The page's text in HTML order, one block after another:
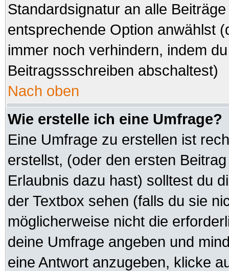
Standardsignatur an alle
entsprechende Option anwählst
immer noch verhindern, indem
Beitragssschreiben abschaltest)
Nach oben
Wie erstelle ich eine Umfrage?
Eine Umfrage zu erstellen ist
erstellst, (oder den ersten
Erlaubnis dazu hast) solltest du
der Textbox sehen (falls du sie
möglicherweise nicht die
deine Umfrage angeben und
eine Antwort anzugeben, klicke